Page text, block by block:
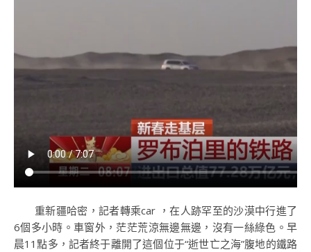
重新疆哈密，記者轉乘car ，在人跡罕至的沙漠中行進了
6個多小時。車窗外，茫茫荒涼無邊無邊，沒有一絲綠色。早
晨11點多，記者終于離開了這個位于“逝世亡之海”腹地的鐵路